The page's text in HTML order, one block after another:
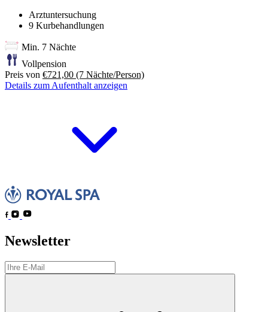
Arztuntersuchung
9 Kurbehandlungen
Min. 7 Nächte
Vollpension
Preis von €721,00 (7 Nächte/Person)
Details zum Aufenthalt anzeigen
Newsletter